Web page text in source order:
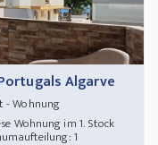
Algarve
- Wohnung
Wohnung im 1. Stock
1